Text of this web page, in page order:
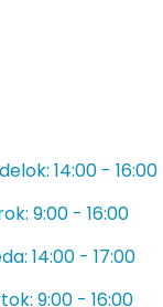
14:00 - 16:00
9:00 - 16:00
14:00 - 17:00
9:00 - 16:00